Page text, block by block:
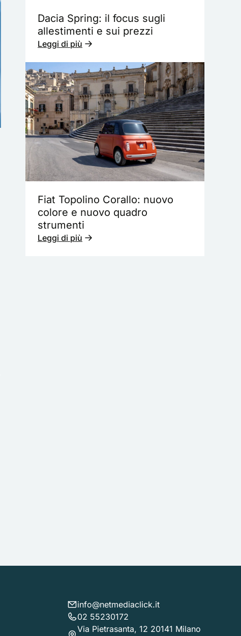
Dacia Spring: il focus sugli
allestimenti e sui prezzi
Leggi di più
Fiat Topolino Corallo: nuovo
colore e nuovo quadro
strumenti
Leggi di più
info@netmediaclick.it
02 55230172
Via Pietrasanta, 12 20141 Milano